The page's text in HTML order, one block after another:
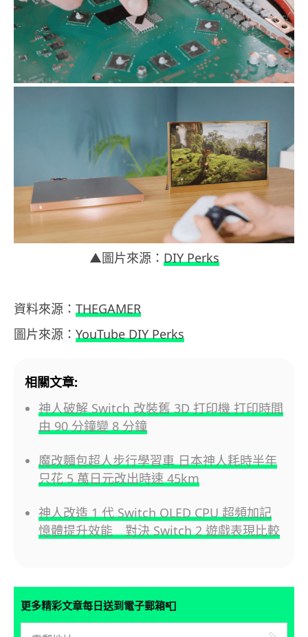
▲圖片來源： DIY Perks
資料來源： THEGAMER
圖片來源： YouTube DIY Perks
相關文章:
神人破解 Switch 改裝舊 3D 打印機 打印時間
由 90 分鐘變 8 分鐘
魔改麵包超人步行學習車 日本神人耗時半年
只花 5 萬日元改出時速 45km
神人改造 1 代 Switch OLED CPU 超頻加記
憶體提升效能 對決 Switch 2 遊戲表現比較
更多精彩文章每日送到電子郵箱📮